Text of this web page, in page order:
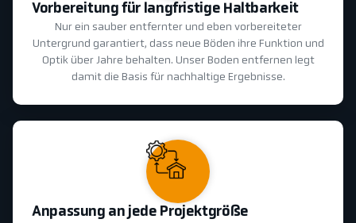
Vorbereitung für langfristige Haltbarkeit
Nur ein sauber entfernter und eben vorbereiteter
Untergrund garantiert, dass neue Böden ihre Funktion und
Optik über Jahre behalten. Unser Boden entfernen legt
damit die Basis für nachhaltige Ergebnisse.
Anpassung an jede Projektgröße